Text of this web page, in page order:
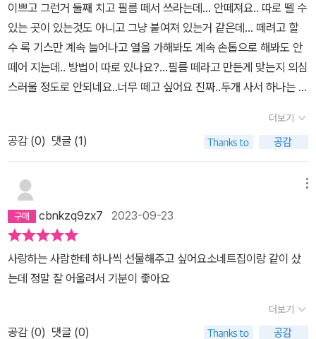
이쁘고 그런거 둘째 치고 필름 떼서 쓰라는데... 안떼져요.. 따로 뗄 수
있는 곳이 있는것도 아니고 그냥 붙여져 있는거 같은데... 떼려고 할
수 록 기스만 계속 늘어나고 열을 가해봐도 계속 손톱으로 해봐도 안
떼어 지는데.. 방법이 따로 있나요?...필름 떼라고 만든게 맞는지 의심
스러울 정도로 안되네요..너무 떼고 싶어요 진짜..두개 사서 하나는 선
더보기
공감 (0) 댓글 (1)
cbnkzq9zx7 2023-09-23
사랑하는 사람한테 하나씩 선물해주고 싶어요소네트집이랑 같이 샀
는데 정말 잘 어울려서 기분이 좋아요
더보기
공감 (0) 댓글 (0)